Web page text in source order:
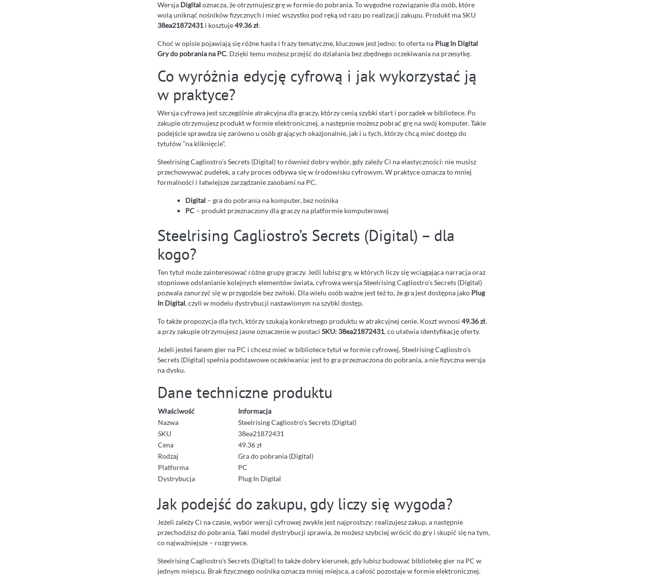
Wersja Digital oznacza, że otrzymujesz grę w formie do pobrania. To wygodne rozwiązanie dla osób, które
wolą uniknąć nośników fizycznych i mieć wszystko pod ręką od razu po realizacji zakupu. Produkt ma SKU
38ea21872431 i kosztuje49.36 zł.
Choć w opisie pojawiają się różne hasła i frazy tematyczne, kluczowe jest jedno: to oferta na Plug In Digital
Gry do pobrania na PC. Dzięki temu możesz przejść do działania bez zbędnego oczekiwania na przesyłkę.
Co wyróżnia edycję cyfrową i jak wykorzystać ją
w praktyce?
Wersja cyfrowa jest szczególnie atrakcyjna dla graczy, którzy cenią szybki start i porządek w bibliotece. Po
zakupie otrzymujesz produkt w formie elektronicznej, a następnie możesz pobrać grę na swój komputer. Takie
podejście sprawdza się zarówno u osób grających okazjonalnie, jak i u tych, którzy chcą mieć dostęp do
tytułów “na kliknięcie”.
Steelrising Cagliostro’s Secrets (Digital) to również dobry wybór, gdy zależy Ci na elastyczności: nie musisz
przechowywać pudełek, a cały proces odbywa się w środowisku cyfrowym. W praktyce oznacza to mniej
formalności i łatwiejsze zarządzanie zasobami na PC.
Digital – gra do pobrania na komputer, bez nośnika
PC – produkt przeznaczony dla graczy na platformie komputerowej
Steelrising Cagliostro’s Secrets (Digital) – dla
kogo?
Ten tytuł może zainteresować różne grupy graczy. Jeśli lubisz gry, w których liczy się wciągająca narracja oraz
stopniowe odsłanianie kolejnych elementów świata, cyfrowa wersja Steelrising Cagliostro’s Secrets (Digital)
pozwala zanurzyć się w przygodzie bez zwłoki. Dla wielu osób ważne jest też to, że gra jest dostępna jako Plug
In Digital, czyli w modelu dystrybucji nastawionym na szybki dostęp.
To także propozycja dla tych, którzy szukają konkretnego produktu w atrakcyjnej cenie. Koszt wynosi 49.36 zł,
a przy zakupie otrzymujesz jasne oznaczenie w postaci SKU: 38ea21872431, co ułatwia identyfikację oferty.
Jeżeli jesteś fanem gier na PC i chcesz mieć w bibliotece tytuł w formie cyfrowej, Steelrising Cagliostro’s
Secrets (Digital) spełnia podstawowe oczekiwania: jest to gra przeznaczona do pobrania, a nie fizyczna wersja
na dysku.
Dane techniczne produktu
Właściwość
Informacja
Nazwa
Steelrising Cagliostro’s Secrets (Digital)
SKU
38ea21872431
Cena
49.36 zł
Rodzaj
Gra do pobrania (Digital)
Platforma
PC
Dystrybucja
Plug In Digital
Jak podejść do zakupu, gdy liczy się wygoda?
Jeżeli zależy Ci na czasie, wybór wersji cyfrowej zwykle jest najprostszy: realizujesz zakup, a następnie
przechodzisz do pobrania. Taki model dystrybucji sprawia, że możesz szybciej wrócić do gry i skupić się na tym,
co najważniejsze – rozgrywce.
Steelrising Cagliostro’s Secrets (Digital) to także dobry kierunek, gdy lubisz budować bibliotekę gier na PC w
jednym miejscu. Brak fizycznego nośnika oznacza mniej miejsca, a całość pozostaje w formie elektronicznej.